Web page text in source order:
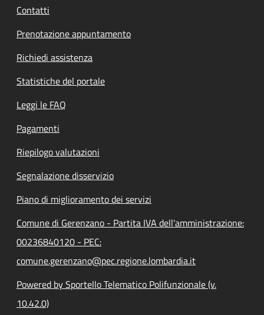
Contatti
Prenotazione appuntamento
Richiedi assistenza
Statistiche del portale
Leggi le FAQ
Pagamenti
Riepilogo valutazioni
Segnalazione disservizio
Piano di miglioramento dei servizi
Comune di Gerenzano - Partita IVA dell'amministrazione:
00236840120 - PEC:
comune.gerenzano@pec.regione.lombardia.it
Powered by Sportello Telematico Polifunzionale (v.
10.42.0)